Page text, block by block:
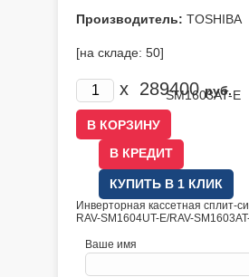
Производитель: TOSHIBA
[на складе: 50]
x 289400 руб.
В КРЕДИТ
КУПИТЬ В 1 КЛИК
Инверторная кассетная сплит-
RAV-SM1604UT-E/RAV-
Ваше имя